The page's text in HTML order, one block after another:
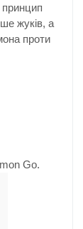
жуків, а
проти
Go.